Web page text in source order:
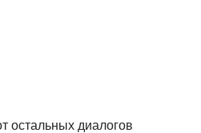
остальных диалогов